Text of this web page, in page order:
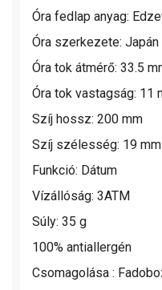
Óra fedlap anyag:
Óra szerkezete: Japán
Óra tok átmérő: 33.5
Óra tok vastagság: 11
Szíj hossz: 200 mm
Szíj szélesség: 19 mm
Funkció: Dátum
Vízállóság: 3ATM
Súly: 35 g
100% antiallergén
Csomagolása :